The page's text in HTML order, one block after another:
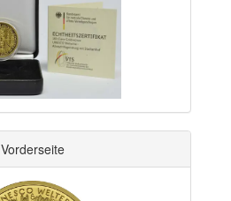
Vorderseite